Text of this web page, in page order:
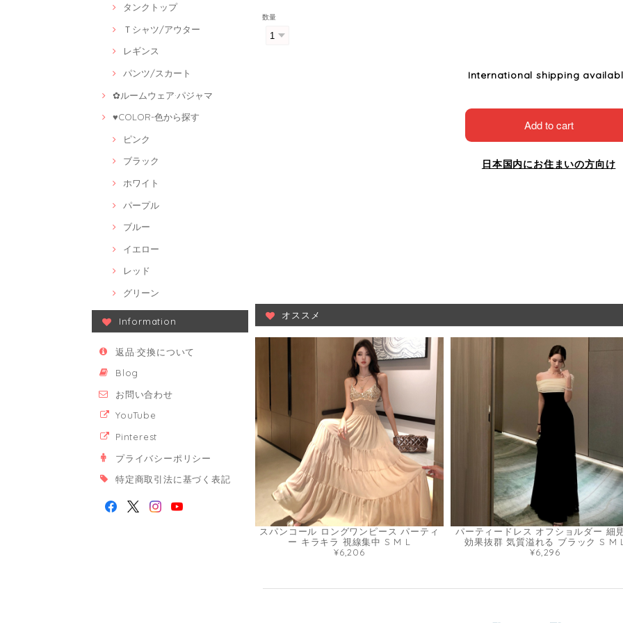
タンクトップ
Ｔシャツ/アウター
レギンス
パンツ/スカート
✿ルームウェア·パジャマ
♥COLOR-色から探す
ピンク
ブラック
ホワイト
パープル
ブルー
イエロー
レッド
グリーン
Information
返品·交換について
Blog
お問い合わせ
YouTube
Pinterest
プライバシーポリシー
特定商取引法に基づく表記
数量
International shipping
Add to cart
日本国内にお住まいの方向け
オススメ
スパンコール ロングワンピース パーティ
ー キラキラ 視線集中 S M L
¥6,206
パーティードレス オフショルダー 細
効果抜群 気質溢れる ブラック S M L
¥6,296